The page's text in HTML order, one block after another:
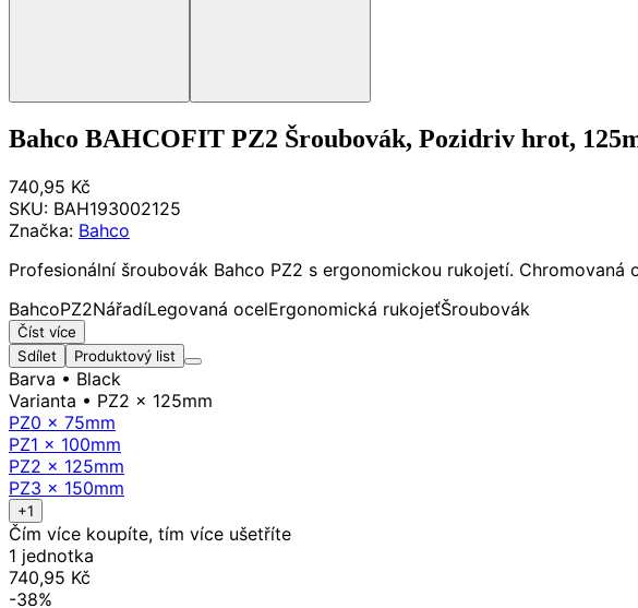
Bahco BAHCOFIT PZ2 Šroubovák, Pozidriv hrot,
740,95 Kč
SKU: BAH193002125
Značka: Bahco
Profesionální šroubovák Bahco PZ2 s ergonomickou rukojetí. Chromovaná
BahcoPZ2NářadíLegovaná ocelErgonomická rukojeťŠroubovák
Číst více
Sdílet
Produktový list
Barva • Black
Varianta • PZ2 x 125mm
PZ0 x 75mm
PZ1 x 100mm
PZ2 x 125mm
PZ3 x 150mm
+1
Čím více koupíte, tím více ušetříte
1 jednotka
740,95 Kč
-38%